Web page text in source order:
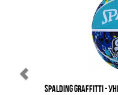
Spalding Graffitti -